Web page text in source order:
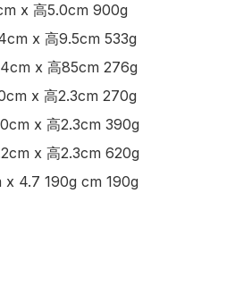
x 高5.0cm 900g
x 高9.5cm 533g
x 高85cm 276g
x 高2.3cm 270g
x 高2.3cm 390g
x 高2.3cm 620g
x 4.7 190g cm 190g